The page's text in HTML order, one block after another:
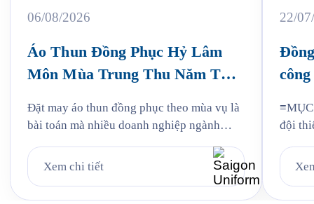
06/08/2026
Áo Thun Đồng Phục Hỷ Lâm
Môn Mùa Trung Thu Năm Thứ
Đặt may áo thun đồng phục theo mùa vụ là
bài toán mà nhiều doanh nghiệp ngành
Môn cũng vậy. Cứ đến hẹn lại lên, mỗi năm
khi mùa bánh Trung Thu về, Hỷ Lâm Môn
Xem chi tiết
22/
đội
mẫu
Quy